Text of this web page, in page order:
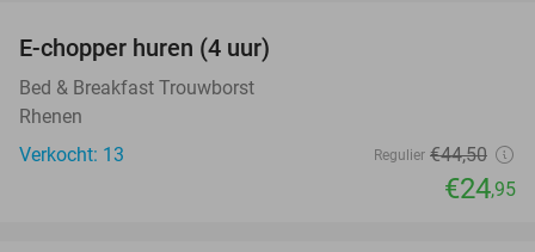
NEW
TODAY
E-chopper huren (4 uur)
Bed & Breakfast Trouwborst
Rhenen
Verkocht: 13
Regulier €44,50
€24,95